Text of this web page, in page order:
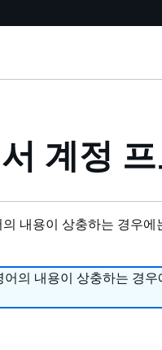
계정
내용이 상충하는 경우에
의 내용이 상충하는 경우